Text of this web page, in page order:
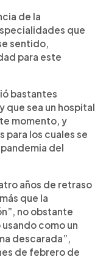
de la
que
sentido,
para este
bastantes
que sea un hospital
momento, y
para los cuales se
del
años de retraso
que la
no obstante
como un
descarada”,
de febrero de